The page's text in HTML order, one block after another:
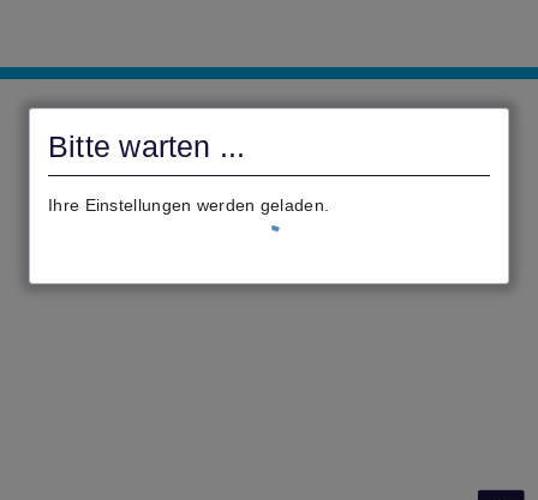
Bitte warten ...
Ihre Einstellungen werden geladen.